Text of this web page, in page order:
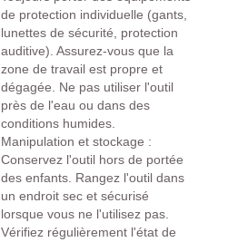
de protection individuelle (gants,
lunettes de sécurité, protection
auditive). Assurez-vous que la
zone de travail est propre et
dégagée. Ne pas utiliser l'outil
près de l'eau ou dans des
conditions humides.
Manipulation et stockage :
Conservez l'outil hors de portée
des enfants. Rangez l'outil dans
un endroit sec et sécurisé
lorsque vous ne l'utilisez pas.
Vérifiez régulièrement l'état de